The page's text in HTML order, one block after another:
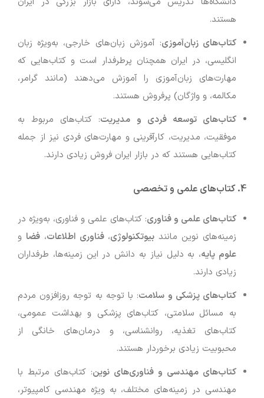
هستند.
کتاب‌های زبان‌آموزی: آموزش زبان‌های خارجی، به‌ویژه زبان
انگلیسی، در ایران همچنان پرطرفدار است و کتاب‌هایی که
مهارت‌های زبان‌آموزی را آموزش می‌دهند (مانند گرامر،
مکالمه، و واژگان) پرفروش هستند.
کتاب‌های توسعه فردی و مدیریت: کتاب‌های مربوط به
موفقیت، مدیریت، کارآفرینی و مهارت‌های فردی نیز از جمله
کتاب‌هایی هستند که در بازار ایران فروش زیادی دارند.
4. کتاب‌های علمی و تخصصی
کتاب‌های علمی و فناوری: کتاب‌های علمی و فناوری، به‌ویژه در
زمینه‌های نوین مانند بیوتکنولوژی،فناوری اطلاعات،فضا و
علوم پایه، به دلیل نیاز به دانش در این زمینه‌ها، طرفداران
زیادی دارند.
کتاب‌های پزشکی و سلامت: با توجه به توجه روزافزون مردم
به مسائل سلامتی، کتاب‌های پزشکی و بهداشت عمومی،
کتاب‌های تغذیه، روانشناسی، و درمان‌های خانگی از
محبوبیت زیادی برخوردار هستند.
کتاب‌های مهندسی و فناوری‌های نوین: کتاب‌های مرتبط با
مهندسی در زمینه‌های مختلف، به ویژه مهندسی کامپیوتر،